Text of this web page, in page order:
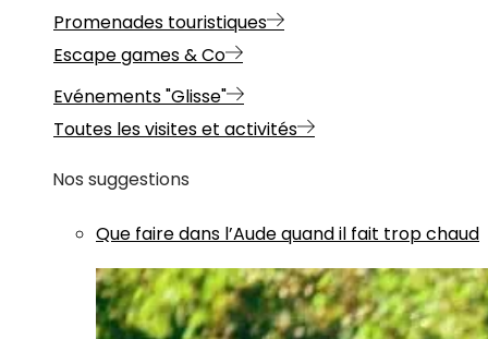
Promenades touristiques
Escape games & Co
Evénements "Glisse"
Toutes les visites et activités
Nos suggestions
Que faire dans l’Aude quand il fait trop chaud